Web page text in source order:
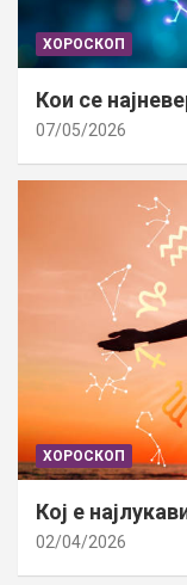
ХОРОСКОП
Кои се
07/05/2026
ХОРОСКОП
Кој е
02/04/2026